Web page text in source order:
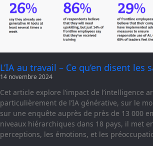
L’IA au travail – Ce qu’en disent les
14 novembre 2024
Cet article explore l’impact de l’intelligence
particulièrement de l’IA générative, sur le
sur une enquête auprès de près de 13 000
niveaux hiérarchiques dans 18 pays, il met
perceptions, les émotions, et les